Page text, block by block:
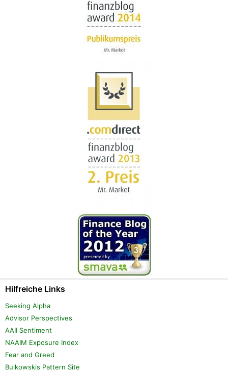
Hilfreiche Links
Seeking Alpha
Advisor Perspectives
AAII Sentiment
NAAIM Exposure Index
Fear and Greed
Bulkowskis Pattern Site